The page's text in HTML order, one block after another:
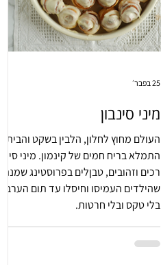
מיני סינבון
העולם מחוץ לחלון, הלבין בשקט והבית
התמלא בריח חמים של קינמון. מיני סינבון
רכים וזהובים, טבןלים בפרוסטינג שמנת
שהילדים העמיסו וחיסלו עד תום הערב.
בלי טקס ובלי חרטות.
25 בפבר׳